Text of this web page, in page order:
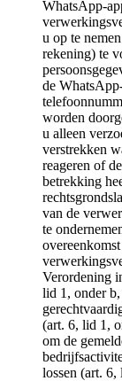
WhatsApp-
u op te
rekening) te
de
worden
u alleen
verstrekken
reageren of
betrekking
van de
te
Verordening
lid 1, onder
(art. 6, lid 1,
om de
lossen (art.